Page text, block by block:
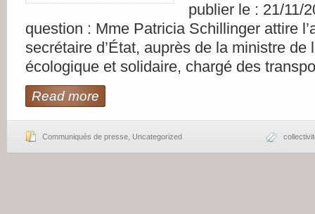
publier le : 21/11/
question : Mme Patricia Schillinger attire
secrétaire d’État, auprès de la ministre de
écologique et solidaire, chargé des
Read more
Communiqués de presse Uncategorized